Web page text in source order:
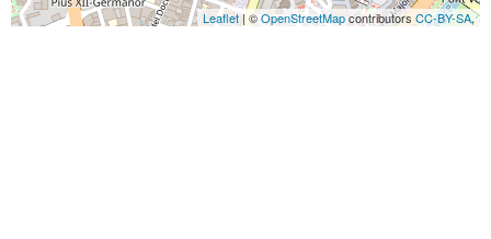
Leaflet| ©OpenStreetMapcontributors CC-BY-SA,